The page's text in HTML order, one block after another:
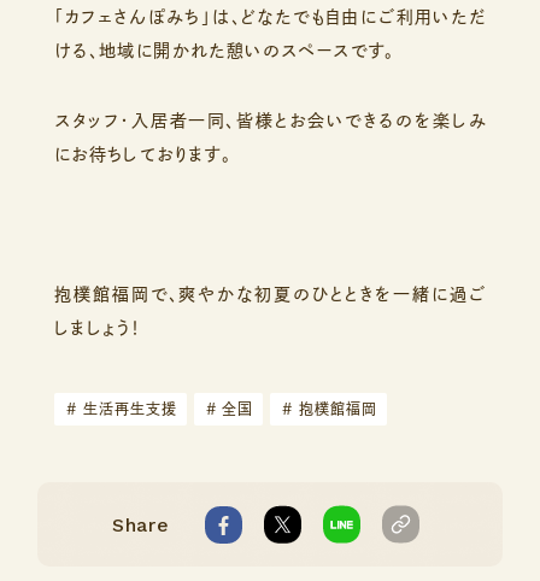
「カフェさんぽみち」は、どなたでも自由にご利用いただ
ける、地域に開かれた憩いのスペースです。
スタッフ・入居者一同、皆様とお会いできるのを楽しみ
にお待ちしております。
抱樸館福岡で、爽やかな初夏のひとときを一緒に過ご
しましょう！
# 生活再生支援 # 全国 # 抱樸館福岡
Share